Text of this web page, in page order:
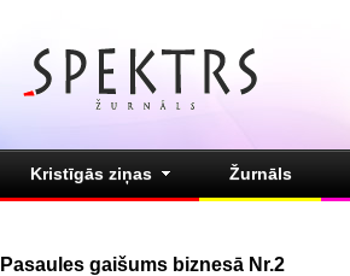
Kristīgās ziņas Žurnāls
Pasaules gaišums biznesā Nr.2